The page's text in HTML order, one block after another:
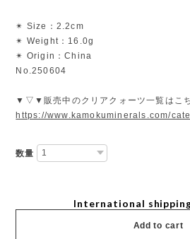
✴︎ Size：2.2cm
✴︎ Weight：16.0g
✴︎ Origin：China
No.250604
▼▽▼販売中のクリアクォーツ一覧は
https://www.kamokuminerals.com/
数量
International
Add to cart